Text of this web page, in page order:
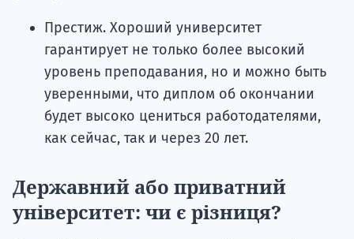
Престиж. Хороший университет
гарантирует не только более высокий
уровень преподавания, но и можно быть
уверенными, что диплом об окончании
будет высоко цениться работодателями,
как сейчас, так и через 20 лет.
Державний або приватний
університет: чи є різниця?